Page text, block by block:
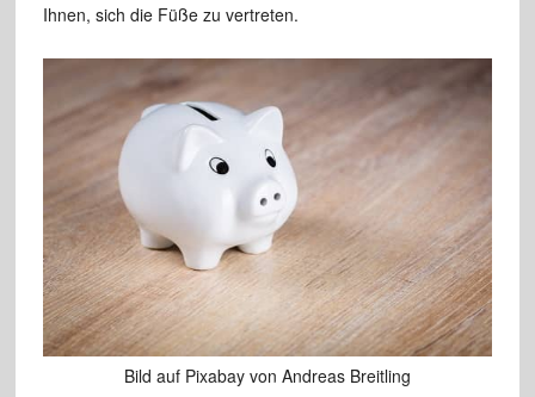
Ihnen, sich die Füße zu vertreten.
Bild auf Pixabay von Andreas Breitling